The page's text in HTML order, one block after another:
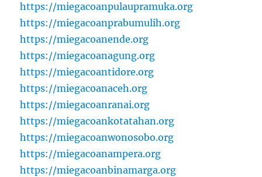
https://miegacoanpulaupramuka.org
https://miegacoanprabumulih.org
https://miegacoanende.org
https://miegacoanagung.org
https://miegacoantidore.org
https://miegacoanaceh.org
https://miegacoanranai.org
https://miegacoankotatahan.org
https://miegacoanwonosobo.org
https://miegacoanampera.org
https://miegacoanbinamarga.org